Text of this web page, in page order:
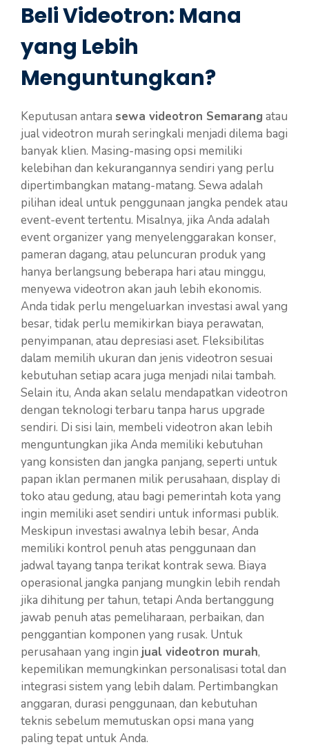
Beli Videotron: Mana
yang Lebih
Menguntungkan?
Keputusan antara sewa videotron Semarang atau
jual videotron murah seringkali menjadi dilema bagi
banyak klien. Masing-masing opsi memiliki
kelebihan dan kekurangannya sendiri yang perlu
dipertimbangkan matang-matang. Sewa adalah
pilihan ideal untuk penggunaan jangka pendek atau
event-event tertentu. Misalnya, jika Anda adalah
event organizer yang menyelenggarakan konser,
pameran dagang, atau peluncuran produk yang
hanya berlangsung beberapa hari atau minggu,
menyewa videotron akan jauh lebih ekonomis.
Anda tidak perlu mengeluarkan investasi awal yang
besar, tidak perlu memikirkan biaya perawatan,
penyimpanan, atau depresiasi aset. Fleksibilitas
dalam memilih ukuran dan jenis videotron sesuai
kebutuhan setiap acara juga menjadi nilai tambah.
Selain itu, Anda akan selalu mendapatkan videotron
dengan teknologi terbaru tanpa harus upgrade
sendiri. Di sisi lain, membeli videotron akan lebih
menguntungkan jika Anda memiliki kebutuhan
yang konsisten dan jangka panjang, seperti untuk
papan iklan permanen milik perusahaan, display di
toko atau gedung, atau bagi pemerintah kota yang
ingin memiliki aset sendiri untuk informasi publik.
Meskipun investasi awalnya lebih besar, Anda
memiliki kontrol penuh atas penggunaan dan
jadwal tayang tanpa terikat kontrak sewa. Biaya
operasional jangka panjang mungkin lebih rendah
jika dihitung per tahun, tetapi Anda bertanggung
jawab penuh atas pemeliharaan, perbaikan, dan
penggantian komponen yang rusak. Untuk
perusahaan yang ingin jual videotron murah,
kepemilikan memungkinkan personalisasi total dan
integrasi sistem yang lebih dalam. Pertimbangkan
anggaran, durasi penggunaan, dan kebutuhan
teknis sebelum memutuskan opsi mana yang
paling tepat untuk Anda.